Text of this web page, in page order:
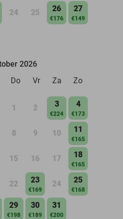
24 25 26
€176
27
€149
2026
Do Vr Za Zo
1 2 3
€224
4
€173
8 9 10 11
€165
15 16 17 18
€165
22 23
€169
24 25
€168
29
€198
30
€189
31
€200